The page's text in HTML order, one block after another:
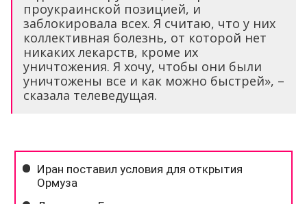
проукраинской позицией, и
заблокировала всех. Я считаю, что у них
коллективная болезнь, от которой нет
никаких лекарств, кроме их
уничтожения. Я хочу, чтобы они были
уничтожены все и как можно быстрей», –
сказала телеведущая.